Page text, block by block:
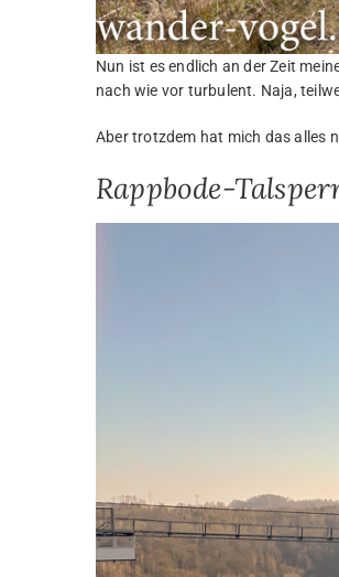
Nun ist es endlich an der Zeit
nach wie vor turbulent. Naja,
Aber trotzdem hat mich das alles
Rappbode-